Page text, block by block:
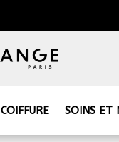
COIFFURE SOINS ET